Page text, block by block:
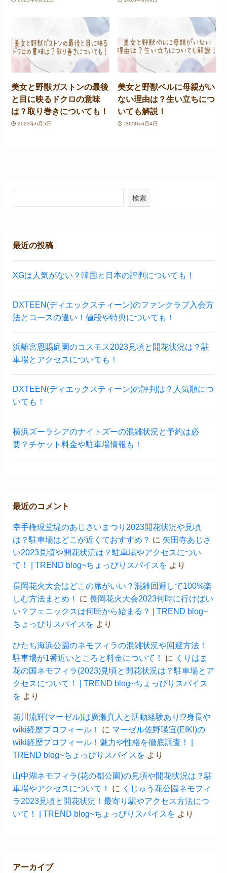
美女と野獣ガストンの最後
と目に映るドクロの意味
は？取り巻きについても！
2023年6月5日
美女と野獣ベルに母親がい
ない理由は？生い立ちにつ
いても解説！
2023年6月4日
検索
最近の投稿
XGは人気がない？韓国と日本の評判についても！
DXTEEN(ディエックスティーン)のファンクラブ入会方
法とコースの違い！値段や特典についても！
浜離宮恩賜庭園のコスモス2023見頃と開花状況は？駐
車場とアクセスについても！
DXTEEN(ディエックスティーン)の評判は？人気順につ
いても！
横浜ズーラシアのナイトズーの混雑状況と予約は必
要？チケット料金や駐車場情報も！
最近のコメント
幸手権現堂堤のあじさいまつり2023開花状況や見頃
は？駐車場はどこが近くておすすめ？ に 矢田寺あじさ
い2023見頃や開花状況は？駐車場やアクセスについ
て！ | TREND blog~ちょっぴりスパイスを より
長岡花火大会はどこの席がいい？混雑回避して100%楽
しむ方法まとめ！
に 長岡花火大会2023何時に行けばい
い？フェニックスは何時から始まる？ | TREND blog~
ちょっぴりスパイスを より
ひたち海浜公園のネモフィラの混雑状況や回避方法！
駐車場が1番近いところと料金について！
に くりはま
花の国ネモフィラ(2023)見頃と開花状況は？駐車場とア
クセスについて！ | TREND blog~ちょっぴりスパイス
を より
前川流輝(マーゼル)は廣瀬真人と活動経験あり!?身長や
wiki経歴プロフィール！
に マーゼル佐野瑛宜(EIKI)の
wiki経歴プロフィール！魅力や性格を徹底調査！ |
TREND blog~ちょっぴりスパイスを より
山中湖ネモフィラ(花の都公園)の見頃や開花状況は？駐
車場やアクセスについて！
に くじゅう花公園ネモフィ
ラ2023見頃と開花状況！最寄り駅やアクセス方法につ
いて！ | TREND blog~ちょっぴりスパイスを より
アーカイブ